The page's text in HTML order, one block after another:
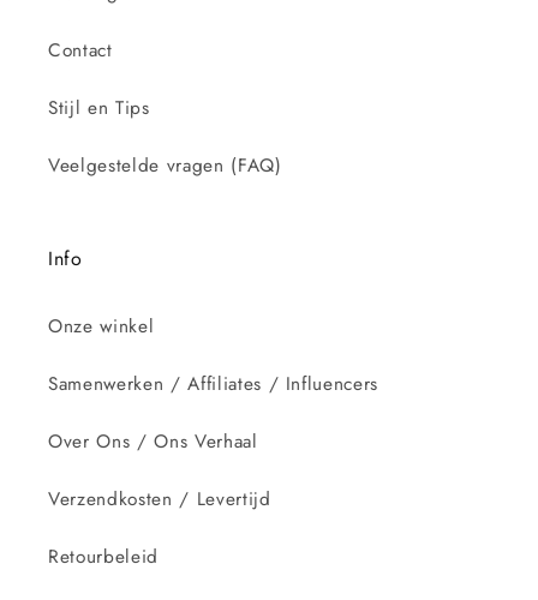
Contact
Stijl en Tips
Veelgestelde vragen (FAQ)
Info
Onze winkel
Samenwerken / Affiliates / Influencers
Over Ons / Ons Verhaal
Verzendkosten / Levertijd
Retourbeleid